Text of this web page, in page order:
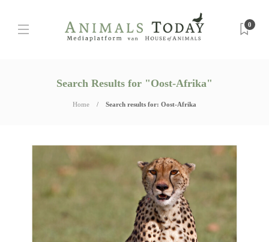
0
Search Results for "Oost-Afrika"
Home Search results for: Oost-Afrika